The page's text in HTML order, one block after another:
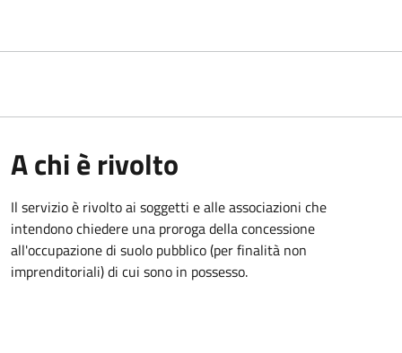
A chi è rivolto
Il servizio è rivolto ai soggetti e alle associazioni che
intendono chiedere una proroga della concessione
all'occupazione di suolo pubblico (per finalità non
imprenditoriali) di cui sono in possesso.